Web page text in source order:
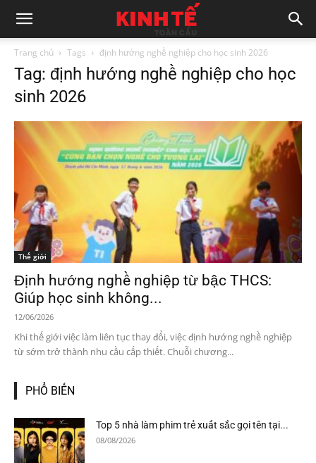
Trang chủ Tags định hướng nghề nghiệp cho học sinh 2026
Tag: định hướng nghề nghiệp cho học
sinh 2026
Thế giới
Định hướng nghề nghiệp từ bậc THCS:
Giúp học sinh không...
12/06/2026
Khi thế giới việc làm liên tục thay đổi, việc định hướng nghề nghiệp
từ sớm trở thành nhu cầu cấp thiết. Chuỗi chương...
PHỔ BIẾN
Top 5 nhà làm phim trẻ xuất sắc gọi tên tại...
08/08/2026